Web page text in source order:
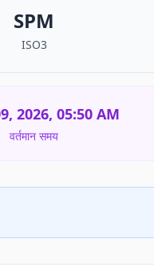
SPM
ISO3
2026, 05:50 AM
वर्तमान समय